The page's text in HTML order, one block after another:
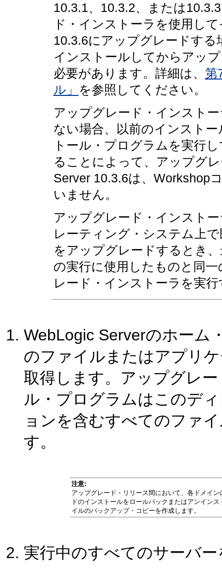
10.3.1、10.3.2、または
ド・インストーラを使用し
10.3.6にアップグレードする
インストールしてからアッ
必要があります。詳細は、 第
ル」
を参照してください。
アップグレード・インスト
ない場合、以前のインスト
トール・プログラムを実行
ることによって、アップグ
Server 10.3.6は、Workshop
いません。
アップグレード・インスト
レーティング・システム上
をアップグレードするとき
の実行に使用したものと同
レード・インストーラを実
WebLogic Serverのホーム
のファイルまたはアプリ
取得します。アップグレ
ル・プログラムはこのデ
ョンを含むすべてのファ
す。
注意:
アップグレード・リリース間において、各ドメイン
ドのインストールをロールバックまたはアンイン
イルのバックアップ・コピーを作成します。
実行中のすべてのサーバ